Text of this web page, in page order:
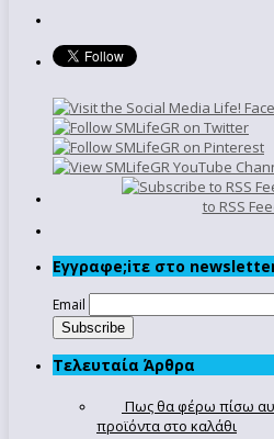
to RSS
Εγγραφe;iτε στο
Email
Τελευταία Άρθρα
Πως θα φέρω πίσω
προϊόντα στο καλάθι